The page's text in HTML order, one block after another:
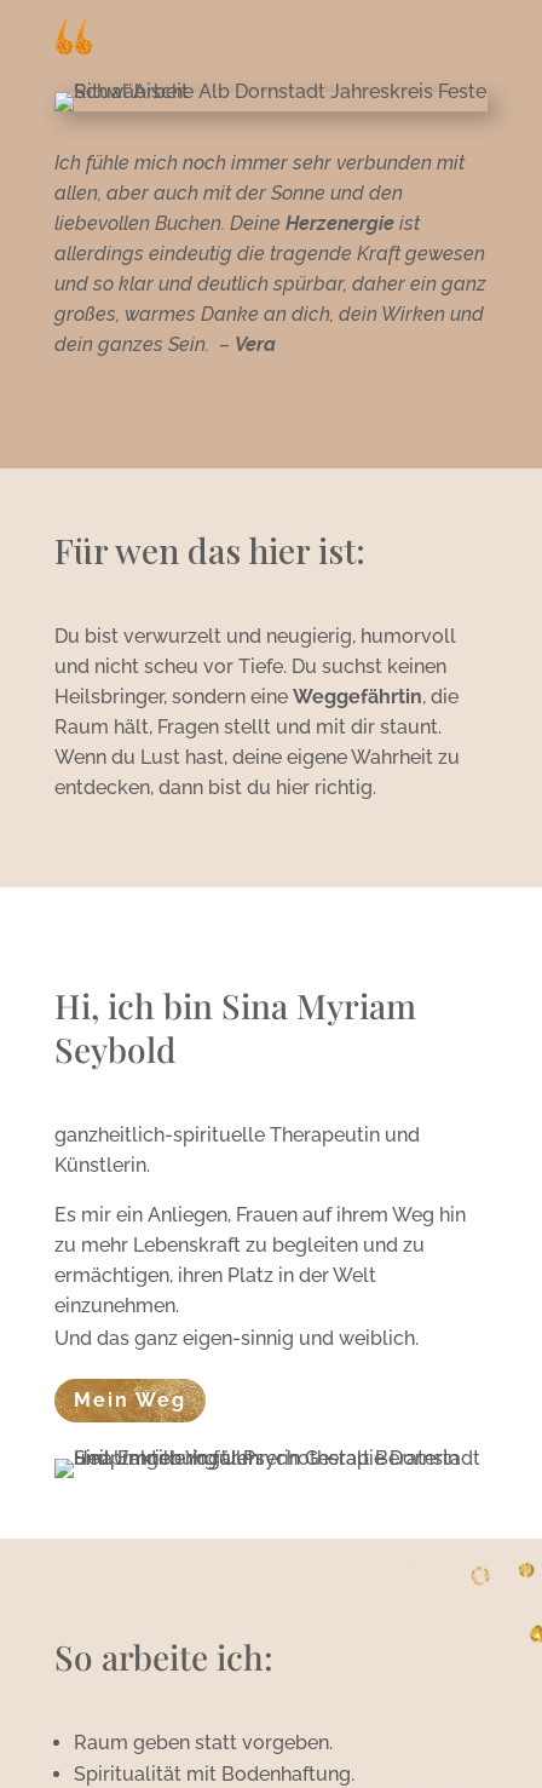
Ich fühle mich noch immer sehr verbunden mit
allen, aber auch mit der Sonne und den
liebevollen Buchen. Deine Herzenergieist
allerdings eindeutig die tragende Kraft gewesen
und so klar und deutlich spürbar, daher ein ganz
großes, warmes Danke an dich, dein Wirken und
dein ganzes Sein.
– Vera
Für wen das hier ist:
Du bist verwurzelt und neugierig, humorvoll
und nicht scheu vor Tiefe. Du suchst keinen
Heilsbringer, sondern eine Weggefährtin, die
Raum hält, Fragen stellt und mit dir staunt.
Wenn du Lust hast, deine eigene Wahrheit zu
entdecken, dann bist du hier richtig.
Hi, ich bin Sina Myriam
Seybold
ganzheitlich-spirituelle Therapeutin und
Künstlerin.
Es mir ein Anliegen, Frauen auf ihrem Weg hin
zu mehr Lebenskraft zu begleiten und zu
ermächtigen, ihren Platz in der Welt
einzunehmen.
Und das ganz eigen-sinnig und weiblich.
Mein Weg
So arbeite ich:
Raum geben statt vorgeben.
Spiritualität mit Bodenhaftung.